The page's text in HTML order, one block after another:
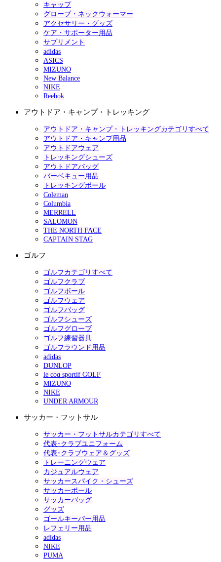
キャップ
グローブ・ネックウォーマー
アクセサリー・グッズ
ケア・サポーター用品
サプリメント
adidas
ASICS
MIZUNO
New Balance
NIKE
Reebok
アウトドア・キャンプ・トレッキング
アウトドア・キャンプ・トレッキングカテゴリすべて
アウトドア・キャンプ用品
アウトドアウェア
トレッキングシューズ
アウトドアバッグ
バーベキュー用品
トレッキングポール
Coleman
Columbia
MERRELL
SALOMON
THE NORTH FACE
CAPTAIN STAG
ゴルフ
ゴルフカテゴリすべて
ゴルフクラブ
ゴルフボール
ゴルフウェア
ゴルフバッグ
ゴルフシューズ
ゴルフグローブ
ゴルフ練習器具
ゴルフラウンド用品
adidas
DUNLOP
le coq sportif GOLF
MIZUNO
NIKE
UNDER ARMOUR
サッカー・フットサル
サッカー・フットサルカテゴリすべて
代表･クラブユニフォーム
代表･クラブウェア＆グッズ
トレーニングウェア
カジュアルウェア
サッカースパイク・シューズ
サッカーボール
サッカーバッグ
グッズ
ゴールキーパー用品
レフェリー用品
adidas
NIKE
PUMA